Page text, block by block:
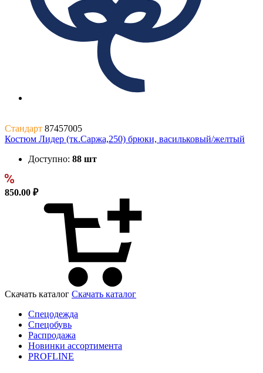
Стандарт 87457005
Костюм Лидер (тк.Саржа,250) брюки, васильковый/желтый
Доступно: 88 шт
850.00 ₽
Скачать каталог Скачать каталог
Спецодежда
Спецобувь
Распродажа
Новинки ассортимента
PROFLINE